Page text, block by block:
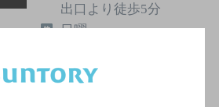
出口より徒歩5分
日曜
満